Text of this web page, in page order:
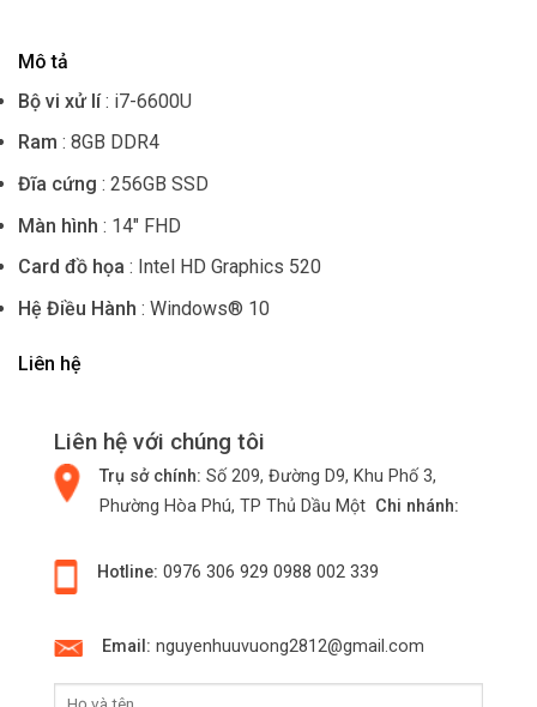
Mô tả
Bộ vi xử lí: i7-6600U
Ram : 8GB DDR4
Đĩa cứng : 256GB SSD
Màn hình : 14″ FHD
Card đồ họa : Intel HD Graphics 520
Hệ Điều Hành : Windows® 10
Liên hệ
Liên hệ với chúng tôi
Trụ sở chính: Số 209, Đường D9, Khu Phố 3,
Phường Hòa Phú, TP Thủ Dầu Một Chi nhánh:
Hotline: 0976 306 929 0988 002 339
Email: nguyenhuuvuong2812@gmail.com